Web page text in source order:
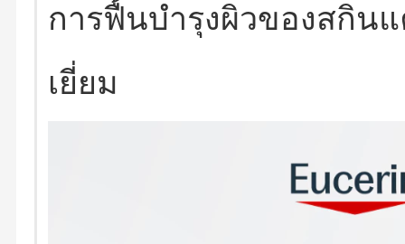
การฟื้นบำรุงผิวของสกิน
เยี่ยม